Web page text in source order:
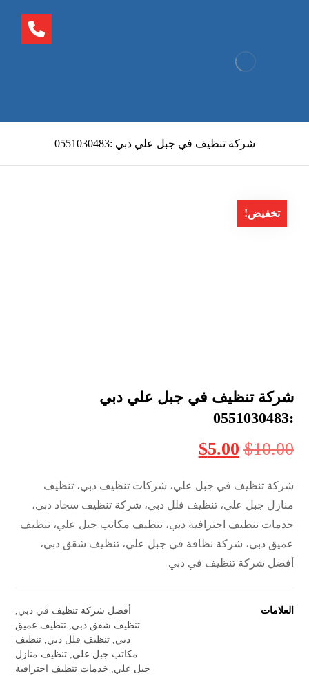
شركة تنظيف في جبل علي دبي :0551030483
تخفيض!
شركة تنظيف في جبل علي دبي
:0551030483
$10.00
$5.00
شركة تنظيف في جبل علي، شركات تنظيف دبي، تنظيف
منازل جبل علي، تنظيف فلل دبي، شركة تنظيف سجاد دبي،
خدمات تنظيف احترافية دبي، تنظيف مكاتب جبل علي، تنظيف
عميق دبي، شركة نظافة في جبل علي، تنظيف شقق دبي،
أفضل شركة تنظيف في دبي
العلامات أفضل شركة تنظيف في دبي
تنظيف شقق دبي تنظيف عميق
دبي تنظيف فلل دبي تنظيف
مكاتب جبل علي تنظيف منازل
جبل علي
خدمات تنظيف احترافية